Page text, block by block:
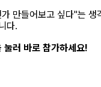
만들어보고 싶다"는 생
다.
러 바로 참가하세요!